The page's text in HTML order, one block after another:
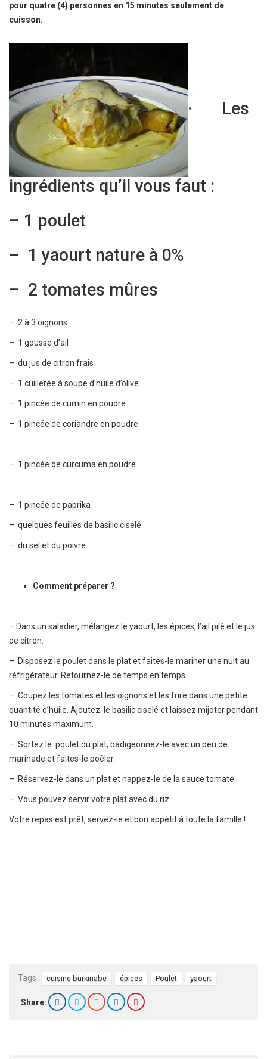
pour quatre (4) personnes en 15 minutes seulement de
cuisson.
· Les
ingrédients qu’il vous faut :
– 1 poulet
– 1 yaourt nature à 0%
– 2 tomates mûres
– 2 à 3 oignons
– 1 gousse d’ail
– du jus de citron frais
– 1 cuillerée à soupe d’huile d’olive
– 1 pincée de cumin en poudre
– 1 pincée de coriandre en poudre
– 1 pincée de curcuma en poudre
– 1 pincée de paprika
– quelques feuilles de basilic ciselé
– du sel et du poivre
Comment préparer ?
– Dans un saladier, mélangez le yaourt, les épices, l’ail pilé et le jus
de citron.
– Disposez le poulet dans le plat et faites-le mariner une nuit au
réfrigérateur. Retournez-le de temps en temps.
– Coupez les tomates et les oignons et les frire dans une petite
quantité d’huile. Ajoutez le basilic ciselé et laissez mijoter pendant
10 minutes maximum.
– Sortez le poulet du plat, badigeonnez-le avec un peu de
marinade et faites-le poêler.
– Réservez-le dans un plat et nappez-le de la sauce tomate.
– Vous pouvez servir votre plat avec du riz.
Votre repas est prêt, servez-le et bon appétit à toute la famille !
Tags : cuisine burkinabe épices Poulet yaourt
Share: